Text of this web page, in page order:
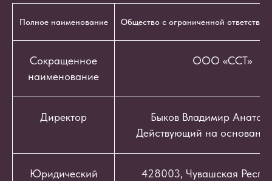
Полное наименование Общество с ограниченной
Сокращенное
наименование
ООО «ССТ»
Директор
Быков Владимир
Действующий на
Юридический
428003, Чувашская